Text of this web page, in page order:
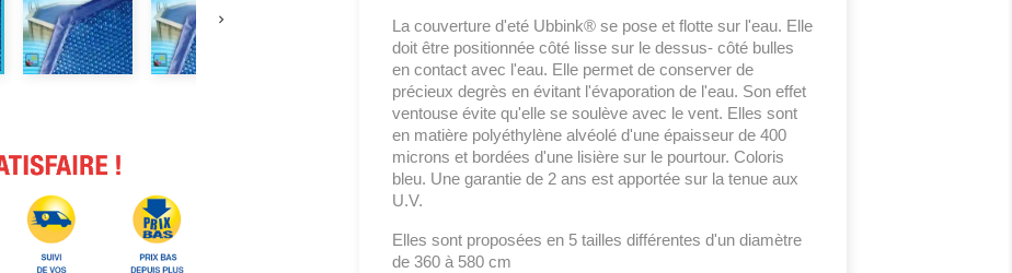

La couverture d'eté Ubbink® se pose et flotte sur l'eau. Elle
doit être positionnée côté lisse sur le dessus- côté bulles
en contact avec l'eau. Elle permet de conserver de
précieux degrès en évitant l'évaporation de l'eau. Son effet
ventouse évite qu'elle se soulève avec le vent. Elles sont
en matière polyéthylène alvéolé d'une épaisseur de 400
microns et bordées d'une lisière sur le pourtour. Coloris
bleu. Une garantie de 2 ans est apportée sur la tenue aux
U.V.
Elles sont proposées en 5 tailles différentes d'un diamètre
de 360 à 580 cm